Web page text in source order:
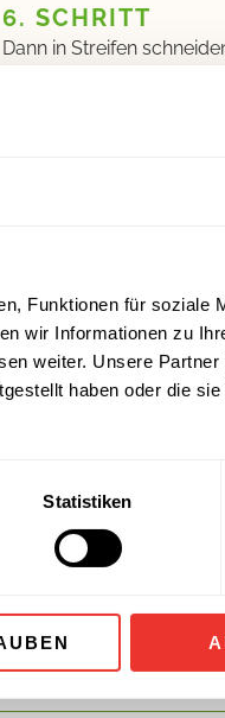
Funktionen für soziale
wir Informationen zu
weiter. Unsere
haben oder die
Statistiken
6. SCHRITT
Dann in Streifen
Backblech legen. Im